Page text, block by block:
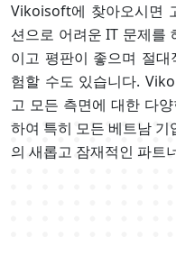
Vikoisoft에 찾아오시면
션으로 어려운 IT 문제를
이고 평판이 좋으며 절
험할 수도 있습니다.
고 모든 측면에 대한 다
하여 특히 모든 베트남 기
의 새롭고 잠재적인 파트